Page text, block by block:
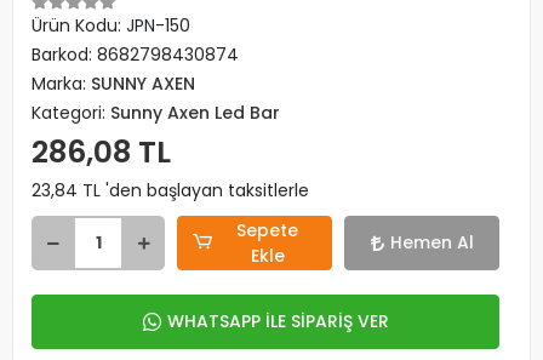
Ürün Kodu: JPN-150
Barkod: 8682798430874
Marka: SUNNY AXEN
Kategori: Sunny Axen Led Bar
286,08 TL
23,84 TL 'den başlayan taksitlerle
Sepete
Ekle
Hemen Al
WHATSAPP İLE SİPARİŞ VER